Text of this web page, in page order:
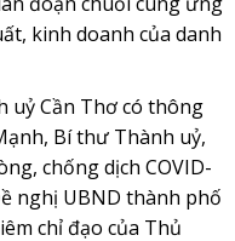
kinh doanh của danh
uỷ Cần Thơ có thông
Bí thư Thành uỷ,
chống dịch COVID-
nghị UBND thành phố
chỉ đạo của Thủ